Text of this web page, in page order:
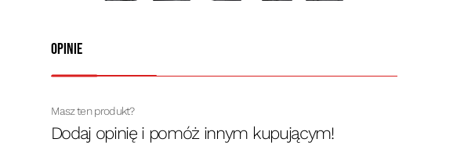
Opinie
Masz ten produkt?
Dodaj opinię i pomóż innym kupującym!